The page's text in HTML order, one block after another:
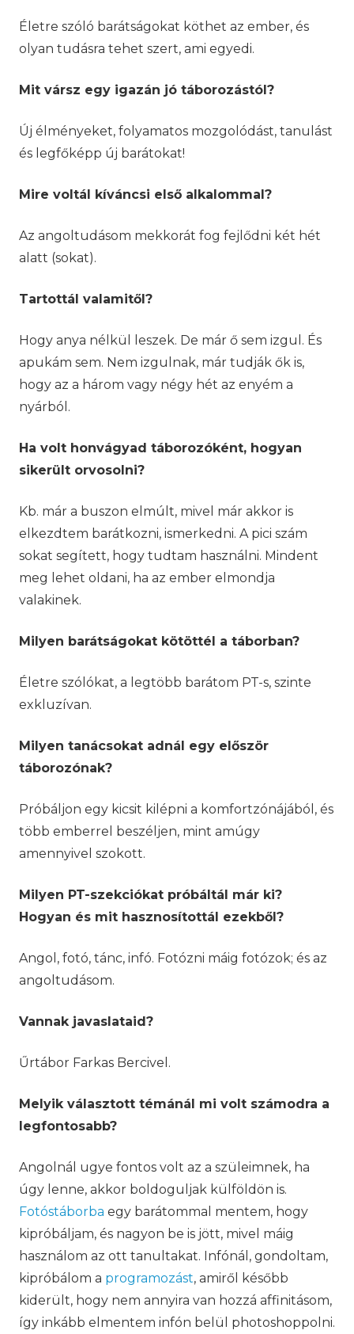
Életre szóló barátságokat köthet az ember, és
olyan tudásra tehet szert, ami egyedi.
Mit vársz egy igazán jó táborozástól?
Új élményeket, folyamatos mozgolódást, tanulást
és legfőképp új barátokat!
Mire voltál kíváncsi első alkalommal?
Az angoltudásom mekkorát fog fejlődni két hét
alatt (sokat).
Tartottál valamitől?
Hogy anya nélkül leszek. De már ő sem izgul. És
apukám sem. Nem izgulnak, már tudják ők is,
hogy az a három vagy négy hét az enyém a
nyárból.
Ha volt honvágyad táborozóként, hogyan
sikerült orvosolni?
Kb. már a buszon elmúlt, mivel már akkor is
elkezdtem barátkozni, ismerkedni. A pici szám
sokat segített, hogy tudtam használni. Mindent
meg lehet oldani, ha az ember elmondja
valakinek.
Milyen barátságokat kötöttél a táborban?
Életre szólókat, a legtöbb barátom PT-s, szinte
exkluzívan.
Milyen tanácsokat adnál egy először
táborozónak?
Próbáljon egy kicsit kilépni a komfortzónájából, és
több emberrel beszéljen, mint amúgy
amennyivel szokott.
Milyen PT-szekciókat próbáltál már ki?
Hogyan és mit hasznosítottál ezekből?
Angol, fotó, tánc, infó. Fotózni máig fotózok; és az
angoltudásom.
Vannak javaslataid?
Űrtábor Farkas Bercivel.
Melyik választott témánál mi volt számodra a
legfontosabb?
Angolnál ugye fontos volt az a szüleimnek, ha
úgy lenne, akkor boldoguljak külföldön is.
Fotóstáborba egy barátommal mentem, hogy
kipróbáljam, és nagyon be is jött, mivel máig
használom az ott tanultakat. Infónál, gondoltam,
kipróbálom a programozást, amiről később
kiderült, hogy nem annyira van hozzá affinitásom,
így inkább elmentem infón belül photoshoppolni.